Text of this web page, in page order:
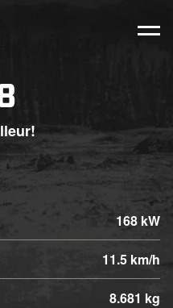
168 kW
11.5 km/h
8.681 kg